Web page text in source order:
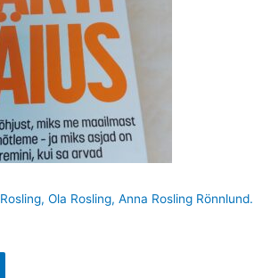
Ola Rosling, Anna Rosling Rönnlund.